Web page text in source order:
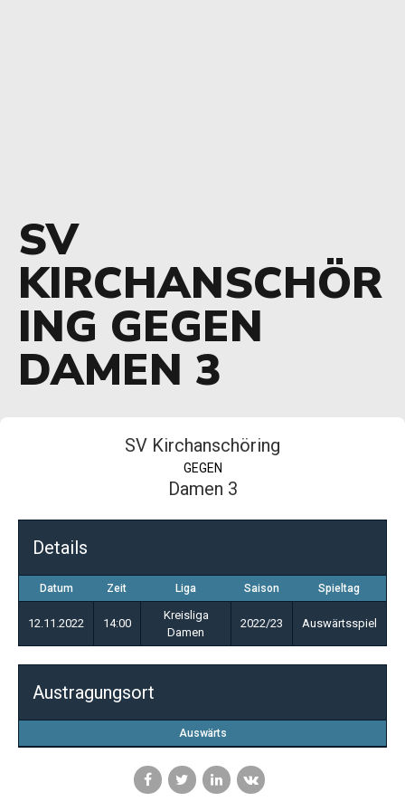
SV
KIRCHANSCHÖR
ING GEGEN
DAMEN 3
SV Kirchanschöring
GEGEN
Damen 3
Details
Datum Zeit Liga Saison Spieltag
12.11.2022 14:00
Kreisliga
Damen
2022/23 Auswärtsspiel
Austragungsort
Auswärts